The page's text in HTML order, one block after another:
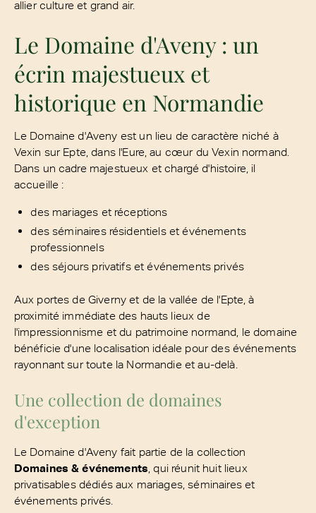
allier culture et grand air.
Le Domaine d'Aveny : un
écrin majestueux et
historique en Normandie
Le Domaine d'Aveny est un lieu de caractère niché à
Vexin sur Epte, dans l'Eure, au cœur du Vexin normand.
Dans un cadre majestueux et chargé d'histoire, il
accueille :
des mariages et réceptions
des séminaires résidentiels et événements
professionnels
des séjours privatifs et événements privés
Aux portes de Giverny et de la vallée de l'Epte, à
proximité immédiate des hauts lieux de
l'impressionnisme et du patrimoine normand, le domaine
bénéficie d'une localisation idéale pour des événements
rayonnant sur toute la Normandie et au-delà.
Une collection de domaines
d'exception
Le Domaine d'Aveny fait partie de la collection
Domaines & événements , qui réunit huit lieux
privatisables dédiés aux mariages, séminaires et
événements privés.